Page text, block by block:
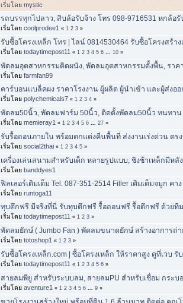
เริ่มโดย mystic
รถบรรทุกไปลาว, สิบล้อรับจ้าง โทร 098-9716531 หกล้อรั
เริ่มโดย coolprodee1 « 1 2 3 »
รับซื้อโครงเหล็ก โทร | ไลน์ 0814530464 รับซื้อโครงสร้าง
เริ่มโดย todaytimepost11 « 1 2 3 4 5 6 10 »
พัดลมอุตสาหกรรมติดผนัง, พัดลมอุตสาหกรรมตั้งพื้น, ราค
เริ่มโดย farmfan99
คาร์บอนแบล็คผง ราคาโรงงาน ผู้ผลิต ผู้นำเข้า และผู้ส่งอ
เริ่มโดย polychemicals7 « 1 2 3 4 »
พัดลม50นิ้ว, พัดลมฟาร์ม 50นิ้ว, ติดตั้งพัดลม50นิ้ว ทนทาน
เริ่มโดย memieray1 « 1 2 3 4 5 6 27 »
รับรื้อถอนภายใน พร้อมตกแต่งคืนพื้นที่ ส่งงานเร่งด่วน ตร
เริ่มโดย social2thai « 1 2 3 4 5 »
เครื่องเล่นสนามสำหรับเด็ก หลายรูปแบบ, ชิงช้าเหล็กมีหลั
เริ่มโดย banddyes1
ฟิลเลอร์เติมเต็ม Tel. 087-351-2514 Filler เติมเต็มจมูก คา
เริ่มโดย runtoga11
ทุบตึกฟรี มีจริงที่นี่ รับทุบตึกฟรี รื้อถอนฟรี รื้อตึกฟรี ด้วยที
เริ่มโดย todaytimepost11 « 1 2 3 »
พัดลมยักษ์ ( Jumbo Fan ) พัดลมขนาดยักษ์ สร้างอาการถ่
เริ่มโดย totoshop1 « 1 2 3 »
รับซื้อโครงเหล็ก.com | ซื้อโครงเหล็ก ให้ราคาสูง ดูที่เวบ
เริ่มโดย todaytimepost11 « 1 2 3 4 5 6 »
สายลมพียู สำหรับระบบลม, สายลมPU สำหรับเชื่อม กระ
เริ่มโดย aventure1 « 1 2 3 4 5 6 9 »